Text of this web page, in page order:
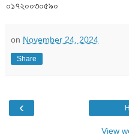
০১৭২০০৩০৫৯০
on November 24, 2024
Share
‹
View